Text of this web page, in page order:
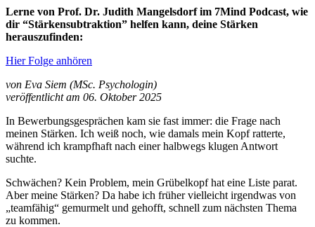
Lerne von Prof. Dr. Judith Mangelsdorf im 7Mind Podcast, wie
dir “Stärkensubtraktion” helfen kann, deine Stärken
herauszufinden:
Hier Folge anhören
von Eva Siem (MSc. Psychologin)
veröffentlicht am 06. Oktober 2025
In Bewerbungsgesprächen kam sie fast immer: die Frage nach
meinen Stärken. Ich weiß noch, wie damals mein Kopf ratterte,
während ich krampfhaft nach einer halbwegs klugen Antwort
suchte.
Schwächen? Kein Problem, mein Grübelkopf hat eine Liste parat.
Aber meine Stärken? Da habe ich früher vielleicht irgendwas von
„teamfähig“ gemurmelt und gehofft, schnell zum nächsten Thema
zu kommen.